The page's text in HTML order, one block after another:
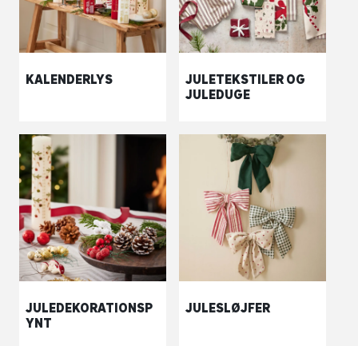
KALENDERLYS
JULETEKSTILER OG
JULEDUGE
JULEDEKORATIONSP
YNT
JULESLØJFER